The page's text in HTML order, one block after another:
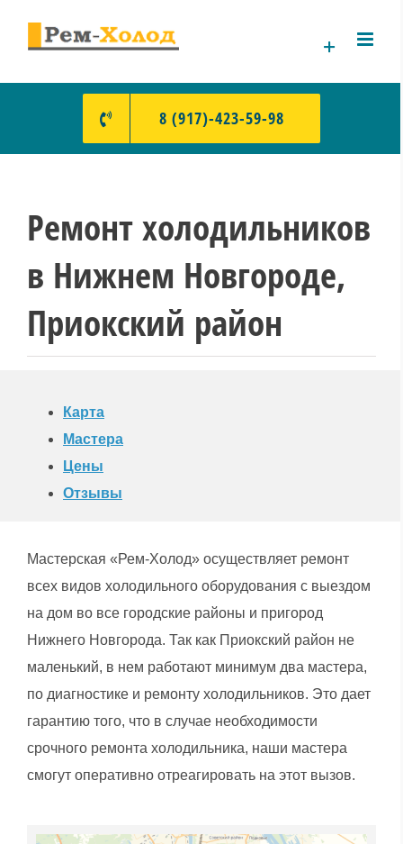
8 (917)-423-59-98
Ремонт холодильников
в Нижнем Новгороде,
Приокский район
Карта
Мастера
Цены
Отзывы
Мастерская «Рем-Холод» осуществляет ремонт
всех видов холодильного оборудования с выездом
на дом во все городские районы и пригород
Нижнего Новгорода. Так как Приокский район не
маленький, в нем работают минимум два мастера,
по диагностике и ремонту холодильников. Это дает
гарантию того, что в случае необходимости
срочного ремонта холодильника, наши мастера
смогут оперативно отреагировать на этот вызов.